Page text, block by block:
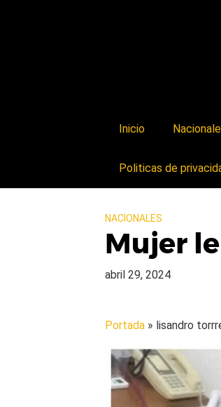
Inicio
Politicas de
NACIONALES
Mujer
abril 29, 2024
Portada » lisandro